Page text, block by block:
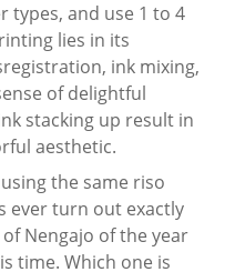
types, and use 1 to 4
lies in its
ink mixing,
of delightful
stacking up result in
aesthetic.
the same riso
ever turn out exactly
Nengajo of the year
time. Which one is